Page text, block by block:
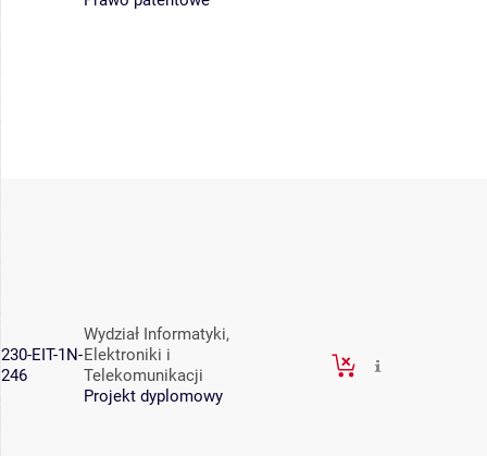
230-EIT-1N-
246
Wydział Informatyki,
Elektroniki i
Telekomunikacji
Projekt dyplomowy